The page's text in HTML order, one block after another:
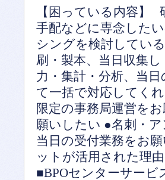
【困っている内容】
手配などに専念した
シングを検討してい
刷・製本、当日収集
力・集計・分析、当
て一括で対応してく
限定の事務局運営を
願いしたい ●名刺・
当日の受付業務をお
ットが活用された理
■BPOセンターサー